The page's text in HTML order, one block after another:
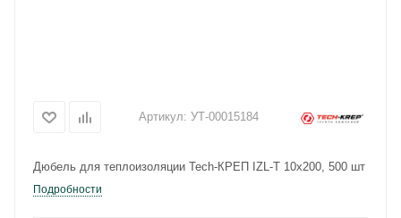
Артикул: УТ-00015184
Дюбель для теплоизоляции Tech-КРЕП IZL-T 10x200, 500 шт
Подробности